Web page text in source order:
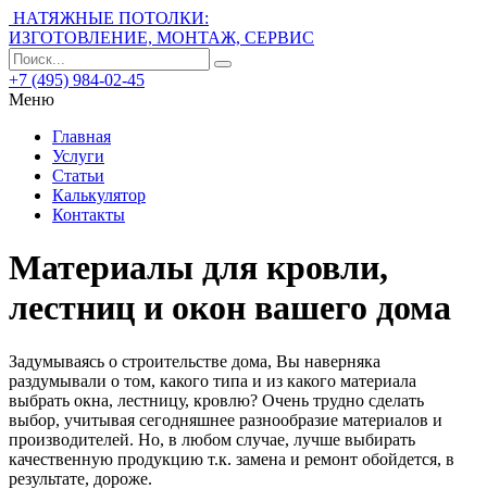
НАТЯЖНЫЕ ПОТОЛКИ:
ИЗГОТОВЛЕНИЕ, МОНТАЖ, СЕРВИС
+7 (495) 984-02-45
Меню
Главная
Услуги
Статьи
Калькулятор
Контакты
Материалы для кровли,
лестниц и окон вашего дома
Задумываясь о строительстве дома, Вы наверняка
раздумывали о том, какого типа и из какого материала
выбрать окна, лестницу, кровлю? Очень трудно сделать
выбор, учитывая сегодняшнее разнообразие материалов и
производителей. Но, в любом случае, лучше выбирать
качественную продукцию т.к. замена и ремонт обойдется, в
результате, дороже.